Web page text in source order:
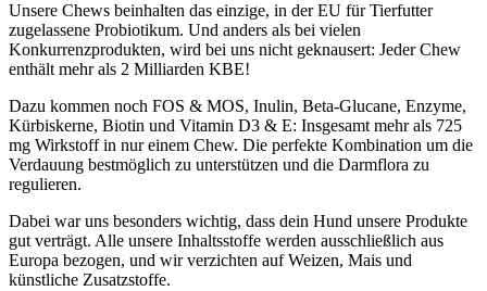
Unsere Chews beinhalten das einzige, in der EU für Tierfutter
zugelassene Probiotikum. Und anders als bei vielen
Konkurrenzprodukten, wird bei uns nicht geknausert: Jeder Chew
enthält mehr als 2 Milliarden KBE!
Dazu kommen noch FOS & MOS, Inulin, Beta-Glucane, Enzyme,
Kürbiskerne, Biotin und Vitamin D3 & E: Insgesamt mehr als 725
mg Wirkstoff in nur einem Chew. Die perfekte Kombination um die
Verdauung bestmöglich zu unterstützen und die Darmflora zu
regulieren.
Dabei war uns besonders wichtig, dass dein Hund unsere Produkte
gut verträgt. Alle unsere Inhaltsstoffe werden ausschließlich aus
Europa bezogen, und wir verzichten auf Weizen, Mais und
künstliche Zusatzstoffe.